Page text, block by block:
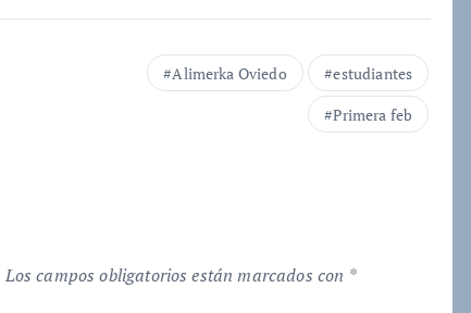
Alimerka Oviedo
estudiantes
Primera feb
Los campos obligatorios están marcados con *